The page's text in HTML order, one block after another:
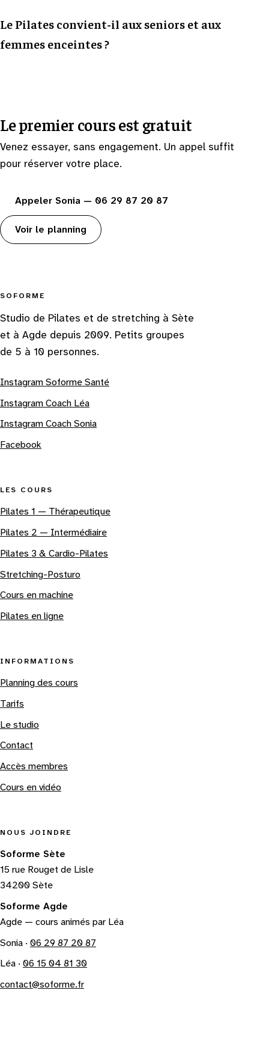
Le Pilates convient-il aux seniors et aux
femmes enceintes ?
Le premier cours est gratuit
Venez essayer, sans engagement. Un appel suffit
pour réserver votre place.
Appeler Sonia — 06 29 87 20 87
Voir le planning
SOFORME
Studio de Pilates et de stretching à Sète
et à Agde depuis 2009. Petits groupes
de 5 à 10 personnes.
Instagram Soforme Santé
Instagram Coach Léa
Instagram Coach Sonia
Facebook
LES COURS
Pilates 1 — Thérapeutique
Pilates 2 — Intermédiaire
Pilates 3 & Cardio-Pilates
Stretching-Posturo
Cours en machine
Pilates en ligne
INFORMATIONS
Planning des cours
Tarifs
Le studio
Contact
Accès membres
Cours en vidéo
NOUS JOINDRE
Soforme Sète
15 rue Rouget de Lisle
34200 Sète
Soforme Agde
Agde — cours animés par Léa
Sonia · 06 29 87 20 87
Léa · 06 15 04 81 30
contact@soforme.fr